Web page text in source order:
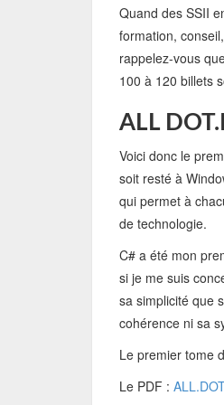
Quand des SSII
formation,
rappelez-vous
100 à 120 billets
ALL
Voici donc le
soit resté à
qui permet à
de technologie.
C# a été mon
si je me suis
sa simplicité que
cohérence ni sa
Le premier tome
Le PDF :